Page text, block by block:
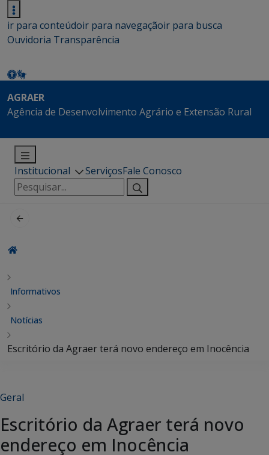
ir para conteúdoir para navegaçãoir para busca
Ouvidoria Transparência
AGRAER
Agência de Desenvolvimento Agrário e Extensão Rural
Institucional ServiçosFale Conosco
Pesquisar
por:
Informativos
Notícias
Escritório da Agraer terá novo endereço em Inocência
Geral
Escritório da Agraer terá novo
endereço em Inocência